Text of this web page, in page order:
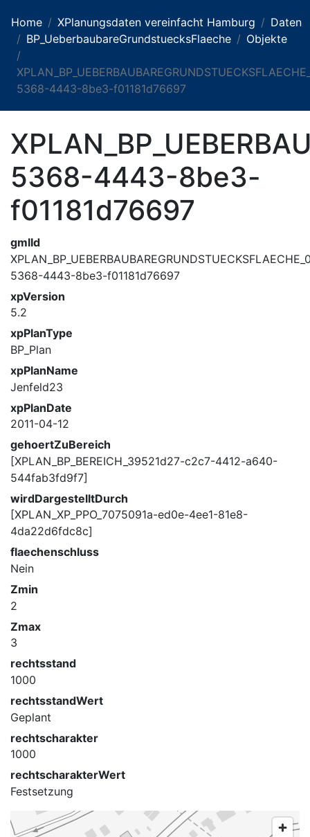
Home XPlanungsdaten vereinfacht Hamburg
Daten
BP_UeberbaubareGrundstuecksFlaeche
Objekte
5368-4443-8be3-f01181d76697
5368-4443-8be3-
f01181d76697
gmlId
5368-4443-8be3-f01181d76697
xpVersion
5.2
xpPlanType
BP_Plan
xpPlanName
Jenfeld23
xpPlanDate
2011-04-12
gehoertZuBereich
[XPLAN_BP_BEREICH_39521d27-c2c7-4412-a640-
544fab3fd9f7]
wirdDargestelltDurch
[XPLAN_XP_PPO_7075091a-ed0e-4ee1-81e8-
4da22d6fdc8c]
flaechenschluss
Nein
Zmin
2
Zmax
3
rechtsstand
1000
rechtsstandWert
Geplant
rechtscharakter
1000
rechtscharakterWert
Festsetzung